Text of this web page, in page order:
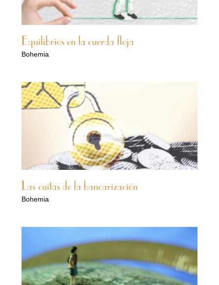
Equilibrios en la cuerda floja
Bohemia
Las cuitas de la bancarización
Bohemia